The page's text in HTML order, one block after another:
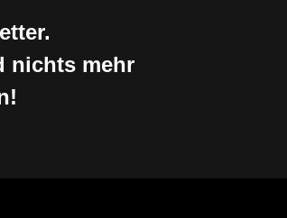
nichts mehr